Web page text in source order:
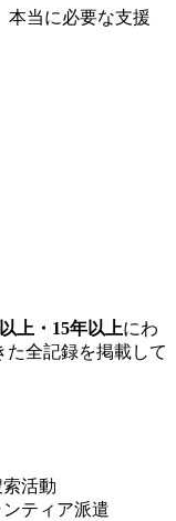
本当に必要な支援
上・15年以上にわ
た全記録を掲載して
索活動
ンティア派遣